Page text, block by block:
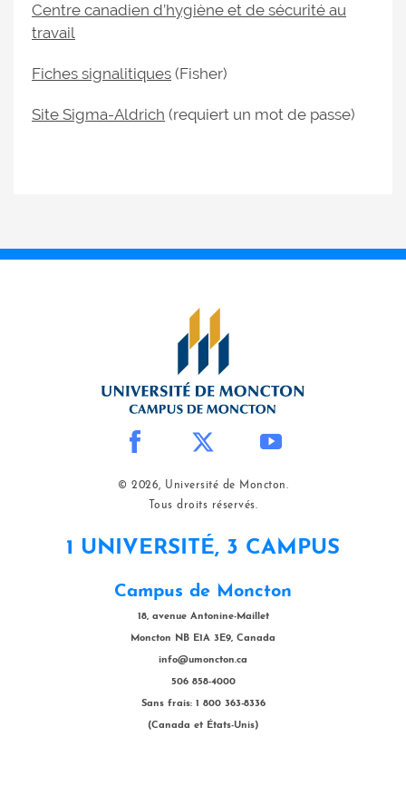
Centre canadien d’hygiène et de sécurité au
travail
Fiches signalitiques (Fisher)
Site Sigma-Aldrich (requiert un mot de passe)
© 2026, Université de Moncton.
Tous droits réservés.
1 UNIVERSITÉ, 3 CAMPUS
Campus de Moncton
18, avenue Antonine-Maillet
Moncton NB E1A 3E9, Canada
info@umoncton.ca
506 858-4000
Sans frais: 1 800 363-8336
(Canada et États-Unis)